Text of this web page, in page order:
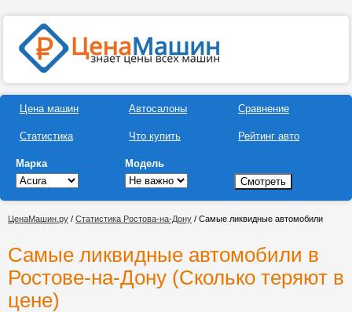
Цена машин
Статистика
Автосалоны
Что купить
Сравнение
Рейтинг авто
Марка Модель
ЦенаМашин.ру / Статистика Ростова-на-Дону / Самые ликвидные автомобили
Самые ликвидные автомобили в
Ростове-на-Дону (Сколько теряют в
цене)